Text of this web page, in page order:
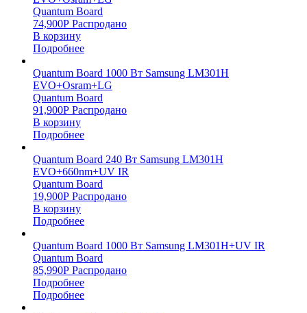
Quantum Board
74,900Р Распродано
В корзину
Подробнее
Quantum Board 1000 Вт Samsung LM301H
EVO+Osram+LG
Quantum Board
91,900Р Распродано
В корзину
Подробнее
Quantum Board 240 Вт Samsung LM301H
EVO+660nm+UV IR
Quantum Board
19,900Р Распродано
В корзину
Подробнее
Quantum Board 1000 Вт Samsung LM301H+UV IR
Quantum Board
85,990Р Распродано
Подробнее
Подробнее